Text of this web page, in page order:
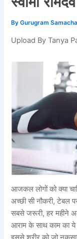
ByGurugram
Upload By Tanya
आजकल लोगों को क्या
अच्छी सी नौकरी, टेबल
सबसे जरूरी, हर महीने
आराम के साथ काम का